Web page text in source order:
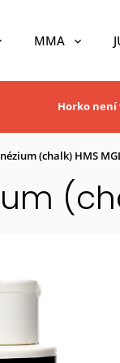
MMA
Horko není
(chalk) HMS